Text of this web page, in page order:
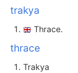
trakya
Thrace.
thrace
Trakya